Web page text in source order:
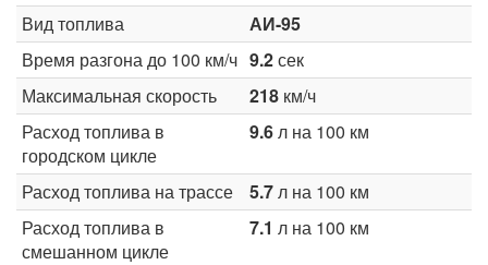
Вид топлива
АИ-95
Время разгона до 100 км/ч 9.2сек
Максимальная скорость
218 км/ч
Расход топлива в
городском цикле
9.6л на 100 км
Расход топлива на трассе 5.7л на 100 км
Расход топлива в
смешанном цикле
7.1 л на 100 км